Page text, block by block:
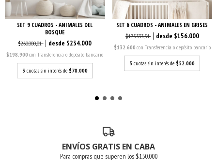
SET 9 CUADROS - ANIMALES DEL
BOSQUE
$260.000,01 $234.000
$198.900con Transferencia o depósito bancario
3 cuotas sin interés de $78.000
SET 6 CUADROS - ANIMALES EN GRISES
$173.333,34 $156.000
$132.600 con Transferencia o depósito bancario
3 cuotas sin interés de$52.000
ENVÍOS GRATIS EN CABA
Para compras que superen los $150.000